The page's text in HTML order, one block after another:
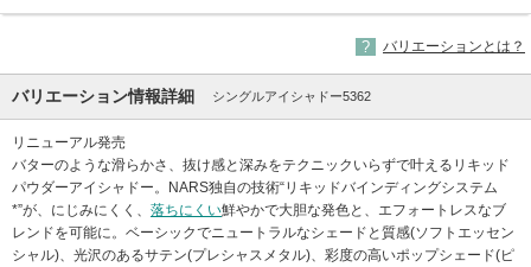
バリエーションとは？
バリエーション情報詳細 シングルアイシャドー5362
リニューアル発売
バターのような滑らかさ、抜け感と深みをテクニックいらずで叶えるリキッド
パウダーアイシャドー。NARS独自の技術“リキッドバインディングシステム
*”が、にじみにくく、 落ちにくい鮮やかで大胆な発色と、エフォートレスなブ
レンドを可能に。ベーシックでニュートラルなシェードと質感(ソフトエッセン
シャル)、光沢のあるサテン(プレシャスメタル)、彩度の高いポップシェード(ピ